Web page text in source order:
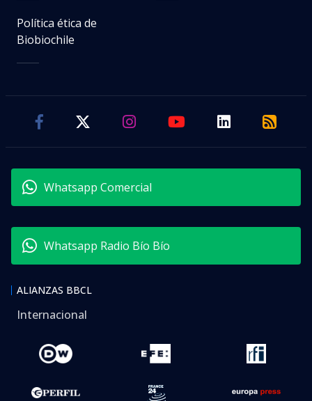
Política ética de
Biobiochile
Whatsapp Comercial
Whatsapp Radio Bío Bío
ALIANZAS BBCL
Internacional